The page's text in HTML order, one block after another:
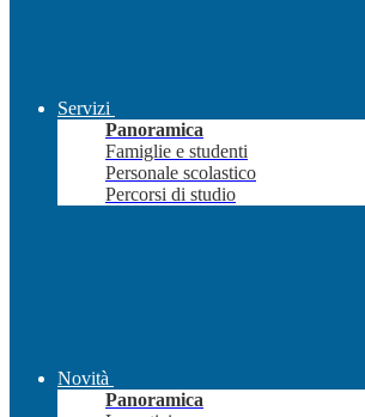
Servizi
Panoramica
Famiglie e studenti
Personale scolastico
Percorsi di studio
Novità
Panoramica